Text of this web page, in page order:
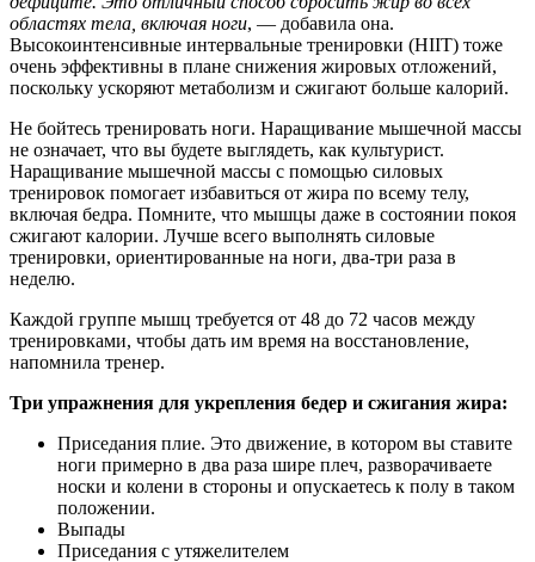
областях тела, включая ноги, — добавила она.
Высокоинтенсивные интервальные тренировки (HIIT) тоже
очень эффективны в плане снижения жировых отложений,
поскольку ускоряют метаболизм и сжигают больше калорий.
Не бойтесь тренировать ноги. Наращивание мышечной массы
не означает, что вы будете выглядеть, как культурист.
Наращивание мышечной массы с помощью силовых
тренировок помогает избавиться от жира по всему телу,
включая бедра. Помните, что мышцы даже в состоянии покоя
сжигают калории. Лучше всего выполнять силовые
тренировки, ориентированные на ноги, два-три раза в
неделю.
Каждой группе мышц требуется от 48 до 72 часов между
тренировками, чтобы дать им время на восстановление,
напомнила тренер.
Три упражнения для укрепления бедер и сжигания жира:
Приседания плие. Это движение, в котором вы ставите
ноги примерно в два раза шире плеч, разворачиваете
носки и колени в стороны и опускаетесь к полу в таком
положении.
Выпады
Приседания с утяжелителем